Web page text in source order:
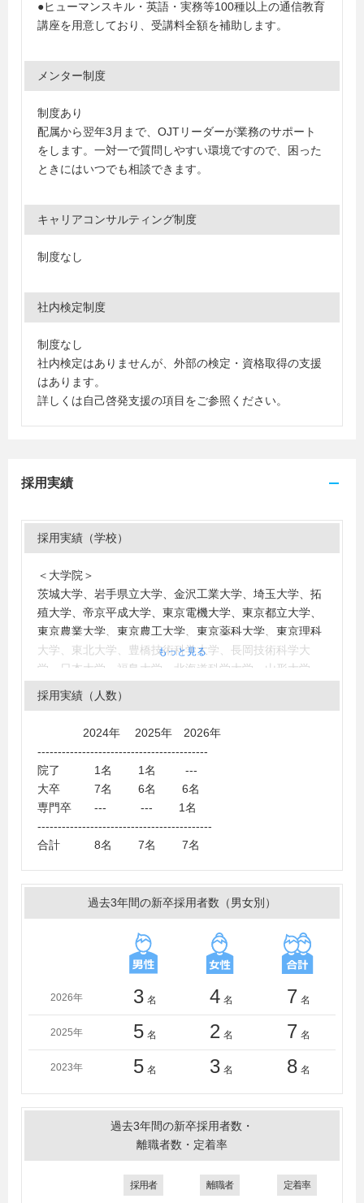
●ヒューマンスキル・英語・実務等100種以上の通信教育
講座を用意しており、受講料全額を補助します。
メンター制度
制度あり
配属から翌年3月まで、OJTリーダーが業務のサポート
をします。一対一で質問しやすい環境ですので、困った
ときにはいつでも相談できます。
キャリアコンサルティング制度
制度なし
社内検定制度
制度なし
社内検定はありませんが、外部の検定・資格取得の支援
はあります。
詳しくは自己啓発支援の項目をご参照ください。
採用実績
採用実績（学校）
＜大学院＞
茨城大学、岩手県立大学、金沢工業大学、埼玉大学、拓
殖大学、帝京平成大学、東京電機大学、東京都立大学、
東京農業大学、東京農工大学、東京薬科大学、東京理科
大学、東北大学、豊橋技術科学大学、長岡技術科学大
学、日本大学、福島大学、北海道科学大学、山形大学、
早稲田大学
神奈川工科大学、関東学院大学、九州大学、京都産業大
学、近畿大学、工学院大学、甲南大学、国士舘大学、駒
澤大学、埼玉大学、埼玉工業大学、相模女子大学、滋賀
河台大学、成蹊大学、専修大学、創価大学、第一工科大
学、中央大学、筑波大学、帝京大学、帝京科学大学（山
芸大学、東京経済大学、東京工科大学、東京工芸大学、
東京情報大学、東京電機大学、東京都市大学、東京都立
大学、東京農業大学、東京農工大学、東京薬科大学、東
京理科大学、同志社大学、東邦大学、東北大学、東洋大
新潟大学、日本大学、日本女子大学、日本文理大学、福
井大学、福岡工業大学、福島大学、法政大学、北海道科
学大学、北海道情報大学、松山大学、室蘭工業大学、明
治大学、明治学院大学、明星大学、山形大学、山梨大
流通経済大学（茨城）、早稲田大学
麻生情報ビジネス専門学校、茨城工業高等専門学校、宇
都宮ビジネス電子専門学校、専門学校神田外語学院、呉
工業高等専門学校、情報科学専門学校、つくばビジネス
カレッジ専門学校、東京工科自動車大学校中野校、東京
もっと見る
採用実績（人数）
2024年 2025年 2026年
------------------------------------------
院了 1名 1名 ---
大卒 7名 6名 6名
専門卒 --- --- 1名
-------------------------------------------
合計 8名 7名 7名
過去3年間の新卒採用者数（男女別）
2026年 3 名 4 名 7 名
2025年 5 名 2 名 7 名
2023年 5 名 3 名 8 名
過去3年間の新卒採用者数・
離職者数・定着率
採用者 離職者 定着率